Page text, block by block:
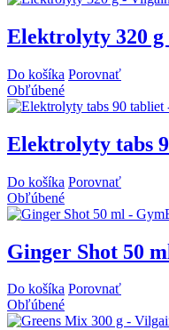
Elektrolyty 320
Do košíka Porovnať
Obľúbené
Elektrolyty tabs
Do košíka Porovnať
Obľúbené
Ginger Shot 50
Do košíka Porovnať
Obľúbené